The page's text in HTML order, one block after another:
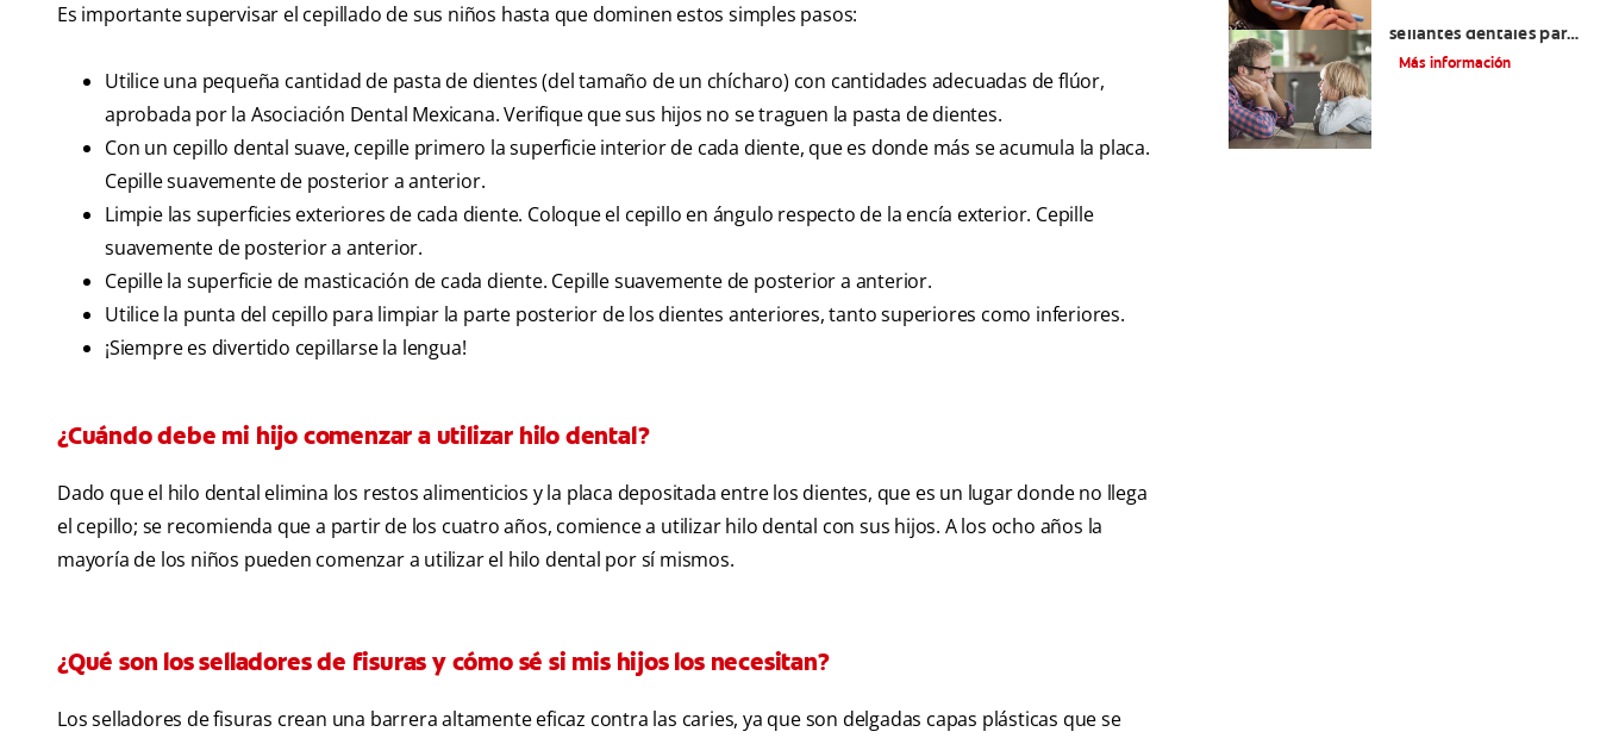
Es importante supervisar el cepillado de sus niños hasta que dominen estos simples pasos:
Utilice una pequeña cantidad de pasta de dientes (del tamaño de un chícharo) con cantidades adecuadas de flúor,
aprobada por la Asociación Dental Mexicana. Verifique que sus hijos no se traguen la pasta de dientes.
Con un cepillo dental suave, cepille primero la superficie interior de cada diente, que es donde más se acumula la placa.
Cepille suavemente de posterior a anterior.
Limpie las superficies exteriores de cada diente. Coloque el cepillo en ángulo respecto de la encía exterior. Cepille
suavemente de posterior a anterior.
Cepille la superficie de masticación de cada diente. Cepille suavemente de posterior a anterior.
Utilice la punta del cepillo para limpiar la parte posterior de los dientes anteriores, tanto superiores como inferiores.
¡Siempre es divertido cepillarse la lengua!
¿Cuándo debe mi hijo comenzar a utilizar hilo dental?
Dado que el hilo dental elimina los restos alimenticios y la placa depositada entre los dientes, que es un lugar donde no llega
el cepillo; se recomienda que a partir de los cuatro años, comience a utilizar hilo dental con sus hijos. A los ocho años la
mayoría de los niños pueden comenzar a utilizar el hilo dental por sí mismos.
¿Qué son los selladores de fisuras y cómo sé si mis hijos los necesitan?
Los selladores de fisuras crean una barrera altamente eficaz contra las caries, ya que son delgadas capas plásticas que se
sellantes dentales para
niños
Más información